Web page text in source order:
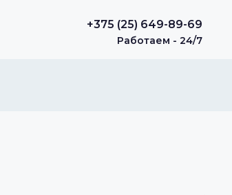
+375 (25) 649-89-69
Работаем - 24/7